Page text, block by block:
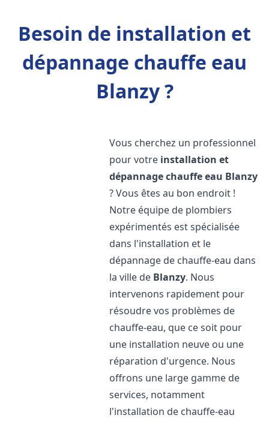
Besoin de installation et
dépannage chauffe eau
Blanzy ?
Vous cherchez un professionnel
pour votre installation et
dépannage chauffe eau Blanzy
? Vous êtes au bon endroit !
Notre équipe de plombiers
expérimentés est spécialisée
dans l'installation et le
dépannage de chauffe-eau dans
la ville de Blanzy. Nous
intervenons rapidement pour
résoudre vos problèmes de
chauffe-eau, que ce soit pour
une installation neuve ou une
réparation d'urgence. Nous
offrons une large gamme de
services, notamment
l'installation de chauffe-eau